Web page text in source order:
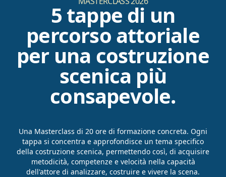
5 tappe di un
percorso attoriale
per una costruzione
scenica più
consapevole.
Una Masterclass di 20 ore di formazione concreta. Ogni
tappa si concentra e approfondisce un tema specifico
della costruzione scenica, permettendo così, di acquisire
metodicità, competenze e velocità nella capacità
dell'attore di analizzare, costruire e vivere la scena.